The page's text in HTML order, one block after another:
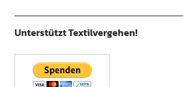
Unterstützt Textilvergehen!